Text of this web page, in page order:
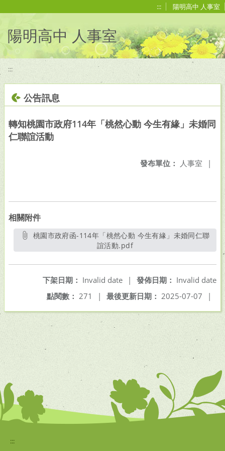
::: 陽明高中 人事室
陽明高中 人事室
:::
公告訊息
轉知桃園市政府114年「桃然心動 今生有緣」未婚同
仁聯誼活動
發布單位： 人事室 |
相關附件
誼活動.pdf另開新視窗
發佈日期： Invalid date
下架日期： Invalid date
|
最後更新日期： 2025-07-07 |
點閱數： 271 |
:::